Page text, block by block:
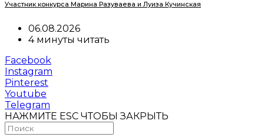
Участник конкурса Марина Разуваева и Луиза Кучинская
06.08.2026
4 минуты читать
Facebook
Instagram
Pinterest
Youtube
Telegram
НАЖМИТЕ ESC ЧТОБЫ ЗАКРЫТЬ